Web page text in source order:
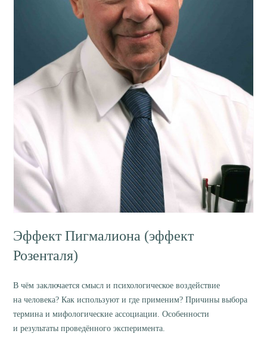
Эффект Пигмалиона (эффект
Розенталя)
В чём заключается смысл и психологическое воздействие
на человека? Как используют и где применим? Причины выбора
термина и мифологические ассоциации. Особенности
и результаты проведённого эксперимента.